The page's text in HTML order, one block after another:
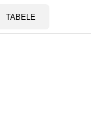
TABELE